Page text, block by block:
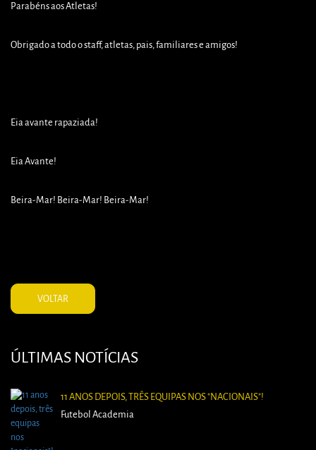
Parabéns aos Atletas!
Obrigado a todo o staff, atletas, pais, familiares e amigos!
Eia avante rapaziada!
Eia Avante!
Beira-Mar! Beira-Mar! Beira-Mar!
VOLTAR
ÚLTIMAS NOTÍCIAS
11 ANOS DEPOIS, TRÊS EQUIPAS NOS "NACIONAIS"!
Futebol Academia